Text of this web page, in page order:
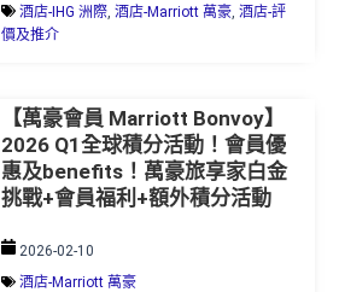
酒店-IHG 洲際, 酒店-Marriott 萬豪, 酒店-評
價及推介
【萬豪會員 Marriott Bonvoy】
2026 Q1全球積分活動！會員優
惠及benefits！萬豪旅享家白金
挑戰+會員福利+額外積分活動
2026-02-10
酒店-Marriott 萬豪